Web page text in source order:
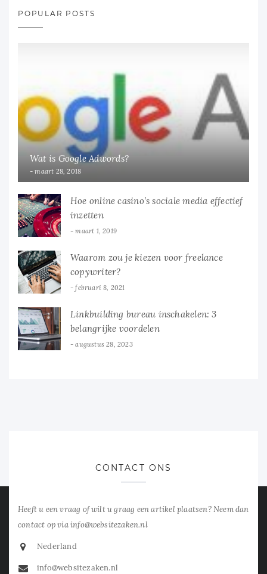
POPULAR POSTS
Wat is Google Adwords?
maart 28, 2018
Hoe online casino’s sociale media effectief
inzetten
maart 1, 2019
Waarom zou je kiezen voor freelance
copywriter?
februari 8, 2021
Linkbuilding bureau inschakelen: 3
belangrijke voordelen
augustus 28, 2023
CONTACT ONS
Heeft u een vraag of wilt u graag een artikel plaatsen? Neem dan
contact op via info@websitezaken.nl
Nederland
info@websitezaken.nl